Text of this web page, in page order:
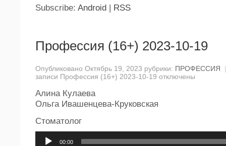
Subscribe: Android | RSS
Профессия (16+) 2023-10-19
Опубликовано Октябрь 19, 2023 рубрики: ПРОФЕССИЯ
|
записи Профессия (16+) 2023-10-19 отключены
Алина Кулаева
Ольга Ивашенцева-Круковская
Стоматолог
00:00